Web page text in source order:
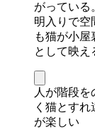
がっている
明入りで空
も猫が小
として映え
人が階段
く猫とす
が楽しい